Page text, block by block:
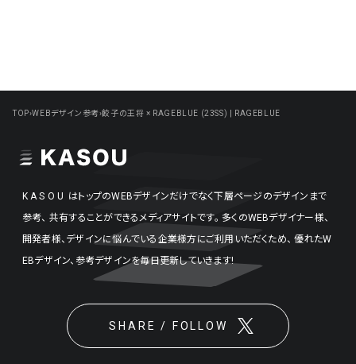
TOP›WEBデザイン参考›餃子の王将 × RAGEBLUE (23SS) | RAGEBLUE
KASOU はトップのWEBデザインだけでなく下層ページのデザインまで
参考、 共有することができるメディアサイトです。 多くのWEBデザイナー様、
開発者様、デザインに悩んでいる企業様方にご利用いただくため、 優れたW
EBデザイン、参考デザインを毎日更新していきます!
SHARE / FOLLOW